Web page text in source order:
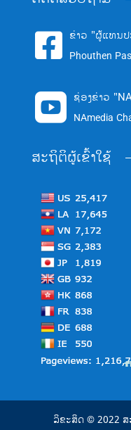
 ຂ່າວ "ຜູ້ແທນ
Phouthen
 ຊ່ອງຂ່າວ
NAmedia
ສະຖິຕິຜູ້ເຂົ້າໃຊ້
ລິຂະສິດ © 2022 ສ